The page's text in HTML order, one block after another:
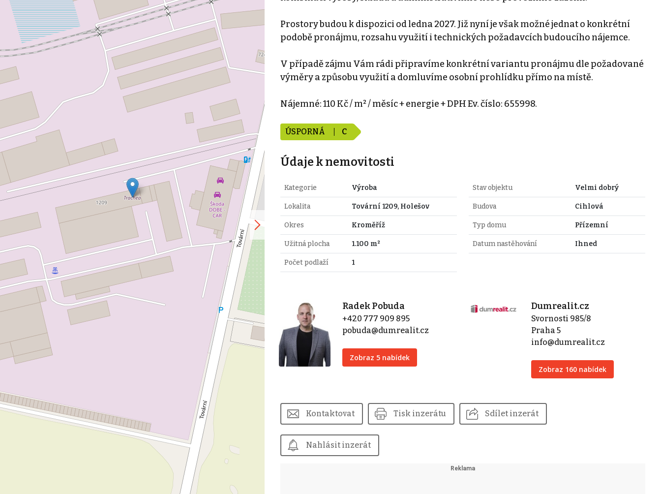
Prostory budou k dispozici od ledna 2027. Již nyní je však možné jednat o konkrétní
podobě pronájmu, rozsahu využití i technických požadavcích budoucího nájemce.
V případě zájmu Vám rádi připravíme konkrétní variantu pronájmu dle požadované
výměry a způsobu využití a domluvíme osobní prohlídku přímo na místě.
Nájemné: 110 Kč / m² / měsíc + energie + DPH Ev. číslo: 655998.
ÚSPORNÁ C
Údaje k nemovitosti
Kategorie Výroba
Lokalita Tovární 1209, Holešov
Okres Kroměříž
Užitná plocha 1.100 m²
Počet podlaží 1
Stav objektu Velmi dobrý
Budova Cihlová
Typ domu Přízemní
Datum nastěhování Ihned
Radek Pobuda
+420 777 909 895
pobuda@dumrealit.cz
Zobraz 5 nabídek
Dumrealit.cz
Svornosti 985/8
Praha 5
info@dumrealit.cz
Zobraz 160 nabídek
Kontaktovat Tisk inzerátu Sdílet inzerát
Nahlásit inzerát